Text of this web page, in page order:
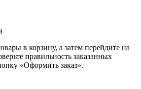
в корзину, а затем перейдите на
правильность заказанных
«Оформить заказ».